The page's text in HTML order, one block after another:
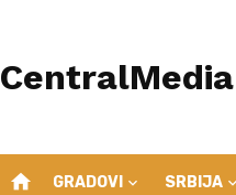
CentralMedia
home GRADOVI SRBIJA